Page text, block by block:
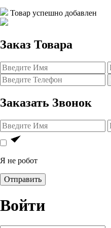
Товар успешно добавлен
Заказ Товара
Заказать Звонок
Я не робот
Отправить
Войти